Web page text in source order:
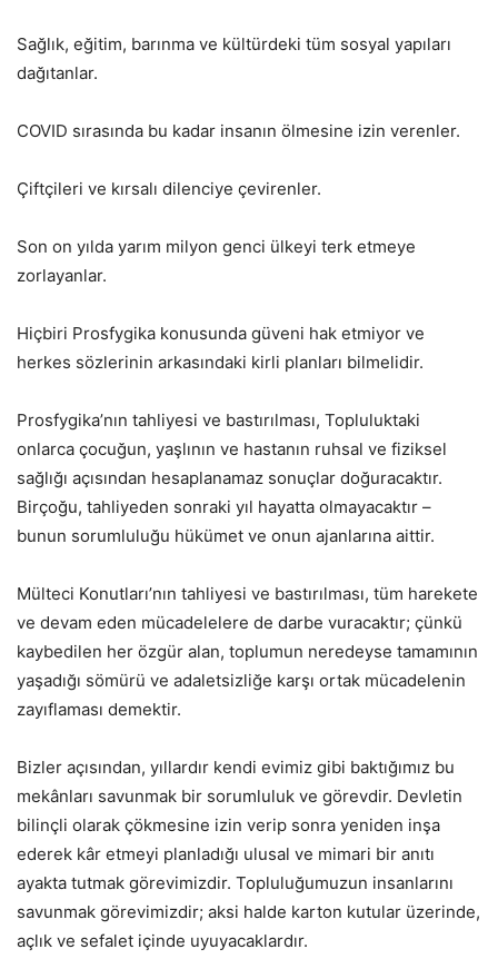
Sağlık, eğitim, barınma ve kültürdeki tüm sosyal yapıları
dağıtanlar.
COVID sırasında bu kadar insanın ölmesine izin verenler.
Çiftçileri ve kırsalı dilenciye çevirenler.
Son on yılda yarım milyon genci ülkeyi terk etmeye
zorlayanlar.
Hiçbiri Prosfygika konusunda güveni hak etmiyor ve
herkes sözlerinin arkasındaki kirli planları bilmelidir.
Prosfygika’nın tahliyesi ve bastırılması, Topluluktaki
onlarca çocuğun, yaşlının ve hastanın ruhsal ve fiziksel
sağlığı açısından hesaplanamaz sonuçlar doğuracaktır.
Birçoğu, tahliyeden sonraki yıl hayatta olmayacaktır –
bunun sorumluluğu hükümet ve onun ajanlarına aittir.
Mülteci Konutları’nın tahliyesi ve bastırılması, tüm harekete
ve devam eden mücadelelere de darbe vuracaktır; çünkü
kaybedilen her özgür alan, toplumun neredeyse tamamının
yaşadığı sömürü ve adaletsizliğe karşı ortak mücadelenin
zayıflaması demektir.
Bizler açısından, yıllardır kendi evimiz gibi baktığımız bu
mekânları savunmak bir sorumluluk ve görevdir. Devletin
bilinçli olarak çökmesine izin verip sonra yeniden inşa
ederek kâr etmeyi planladığı ulusal ve mimari bir anıtı
ayakta tutmak görevimizdir. Topluluğumuzun insanlarını
savunmak görevimizdir; aksi halde karton kutular üzerinde,
açlık ve sefalet içinde uyuyacaklardır.